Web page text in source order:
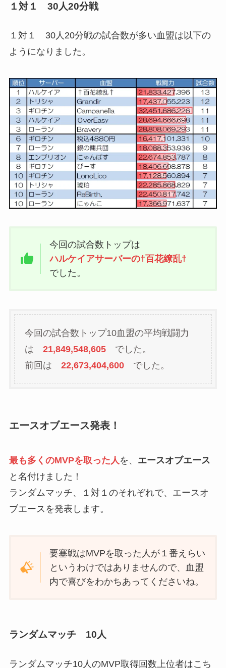
１対１ 30人20分戦
１対１ 30人20分戦の試合数が多い血盟は以下の
ようになりました。
今回の試合数トップは
ハルケイアサーバーの†百花繚乱†
でした。
今回の試合数トップ10血盟の平均戦闘力
は 21,849,548,605でした。
前回は 22,673,404,600でした。
エースオブエース発表！
最も多くのMVPを取った人を、 エースオブエース
と名付けました！
ランダムマッチ、１対１のそれぞれで、エースオ
ブエースを発表します。
要塞戦はMVPを取った人が１番えらい
というわけではありませんので、血盟
内で喜びをわかちあってくださいね。
ランダムマッチ 10人
ランダムマッチ10人のMVP取得回数上位者はこち